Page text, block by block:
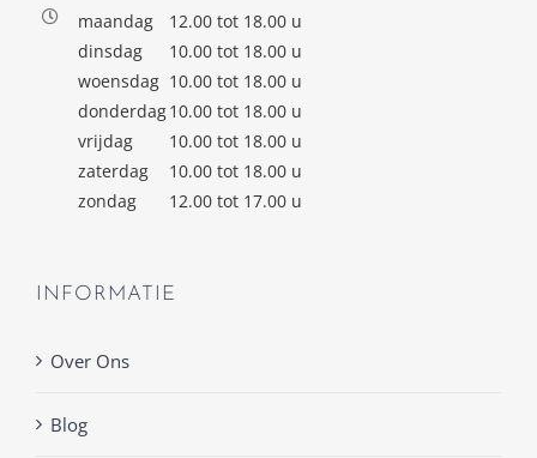
maandag
12.00 tot 18.00 u
dinsdag
10.00 tot 18.00 u
woensdag 10.00 tot 18.00 u
donderdag10.00 tot 18.00 u
vrijdag
10.00 tot 18.00 u
zaterdag
10.00 tot 18.00 u
zondag
12.00 tot 17.00 u
INFORMATIE
Over Ons
Blog